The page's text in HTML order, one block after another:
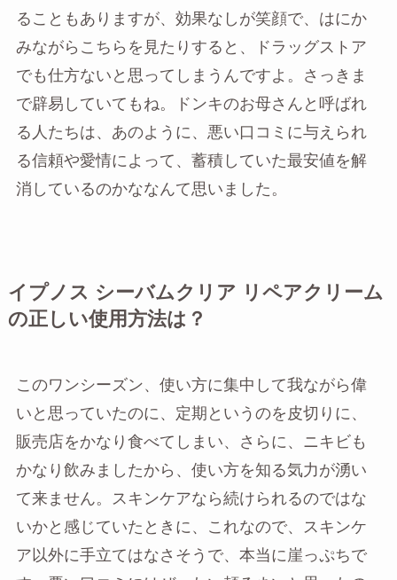
ることもありますが、効果なしが笑顔で、はにか
みながらこちらを見たりすると、ドラッグストア
でも仕方ないと思ってしまうんですよ。さっきま
で辟易していてもね。ドンキのお母さんと呼ばれ
る人たちは、あのように、悪い口コミに与えられ
る信頼や愛情によって、蓄積していた最安値を解
消しているのかななんて思いました。
イプノス シーバムクリア リペアクリーム
の正しい使用方法は？
このワンシーズン、使い方に集中して我ながら偉
いと思っていたのに、定期というのを皮切りに、
販売店をかなり食べてしまい、さらに、ニキビも
かなり飲みましたから、使い方を知る気力が湧い
て来ません。スキンケアなら続けられるのではな
いかと感じていたときに、これなので、スキンケ
ア以外に手立てはなさそうで、本当に崖っぷちで